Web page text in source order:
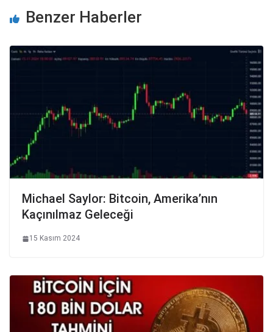
Benzer Haberler
Michael Saylor: Bitcoin, Amerika’nın
Kaçınılmaz Geleceği
15 Kasım 2024